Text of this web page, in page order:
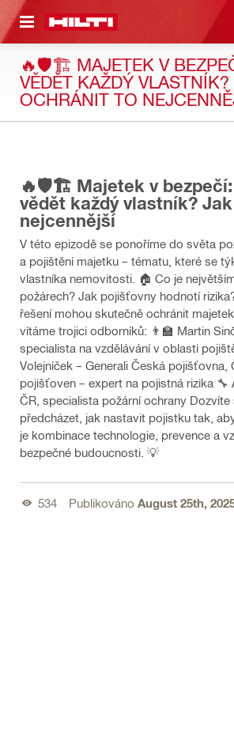
HLAVNÍ OBSAH
🔥🛡️🏗️ MAJETEK V
VĚDĚT KAŽDÝ
OCHRÁNIT TO
🔥🛡️🏗️ Majetek v
vědět každý vlastník?
nejcennější
V této epizodě se ponoříme do světa
a pojištění majetku – tématu, které se
vlastníka nemovitosti. 🏠 Co je
požárech? Jak pojišťovny hodnotí
řešení mohou skutečně ochránit
vítáme trojici odborníků: 👨‍🏫 Martin
specialista na vzdělávání v oblasti
Volejníček – Generali Česká pojišťovna,
pojišťoven – expert na pojistná rizika 🔧
ČR, specialista požární ochrany Dozvíte
předcházet, jak nastavit pojistku tak,
je kombinace technologie, prevence a
bezpečné budoucnosti. 💡
534 Publikováno August 25th,